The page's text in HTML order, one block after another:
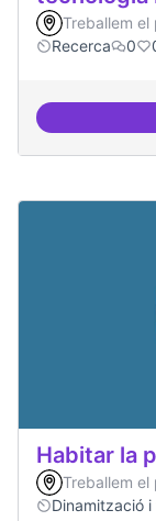
Treballem
Recerca
0
Habitar la
Treballem
Dinamització